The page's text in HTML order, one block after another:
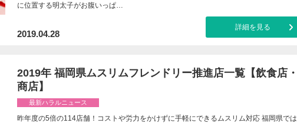
に位置する明太子がお腹いっぱ…
2019.04.28
詳細を見る
2019年 福岡県ムスリムフレンドリー推進店一覧【飲食店・
商店】
最新ハラルニュース
昨年度の5倍の114店舗！コストや労力をかけずに手軽にできるムスリム対応 福岡県では